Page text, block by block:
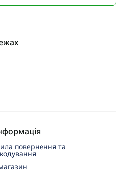
повернення та